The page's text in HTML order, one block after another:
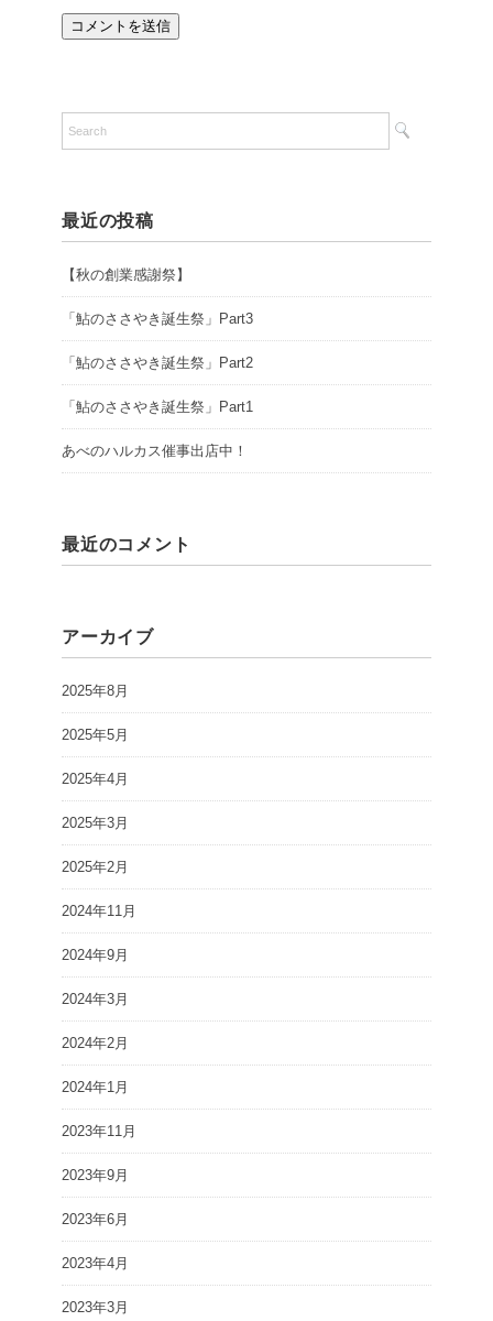
最近の投稿
【秋の創業感謝祭】
「鮎のささやき誕生祭」Part3
「鮎のささやき誕生祭」Part2
「鮎のささやき誕生祭」Part1
あべのハルカス催事出店中！
最近のコメント
アーカイブ
2025年8月
2025年5月
2025年4月
2025年3月
2025年2月
2024年11月
2024年9月
2024年3月
2024年2月
2024年1月
2023年11月
2023年9月
2023年6月
2023年4月
2023年3月